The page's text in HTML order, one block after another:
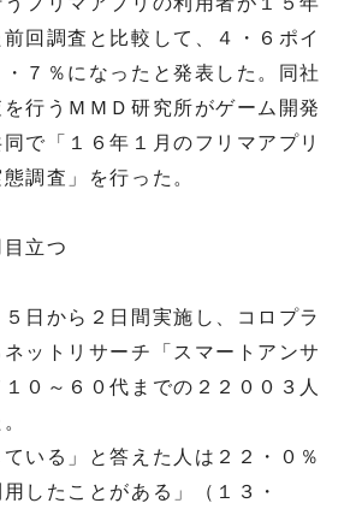
回調査と比較して、４・６ポイ
７％になったと発表した。同社
行うＭＭＤ研究所がゲーム開発
で「１６年１月のフリマアプリ
調査」を行った。
立つ
日から２日間実施し、コロプラ
ットリサーチ「スマートアンサ
０～６０代までの２２００３人
いる」と答えた人は２２・０％
したことがある」（１３・